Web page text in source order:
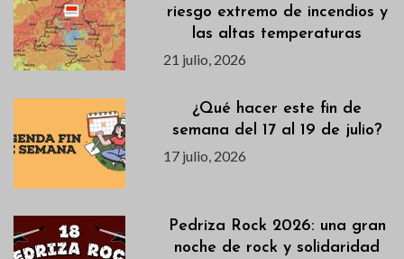
riesgo extremo de incendios y
las altas temperaturas
21 julio, 2026
¿Qué hacer este fin de
semana del 17 al 19 de julio?
17 julio, 2026
Pedriza Rock 2026: una gran
noche de rock y solidaridad